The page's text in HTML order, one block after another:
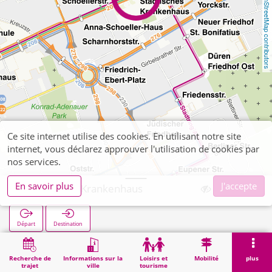
OpenStreetMap contributors
Recherche de
trajet
Informations sur la
ville
Loisirs et
tourisme
Mobilité plus
Grüngürtel Krankenhaus
Départ Destination
Démarrage Grüngürtel Krankenhaus
Ce site internet utilise des cookies. En utilisant notre site
internet, vous déclarez approuver l'utilisation de cookies par
nos services.
En savoir plus
J'accepte